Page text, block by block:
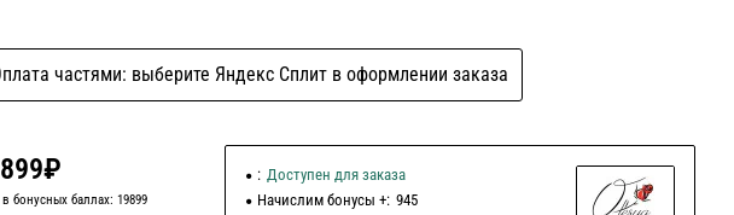
частями: выберите Яндекс Сплит в оформлении заказа
бонусных баллах: 19899
: Доступен для заказа
Начислим бонусы +: 945